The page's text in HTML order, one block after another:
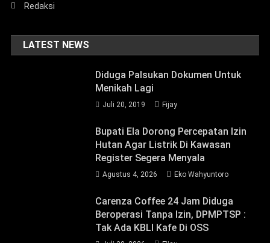
Redaksi
LATEST NEWS
Diduga Palsukan Dokumen Untuk
Menikah Lagi
Juli 20, 2019 Fijay
Bupati Ela Dorong Percepatan Izin
Hutan Agar Listrik Di Kawasan
Register Segera Menyala
Agustus 4, 2026 Eko Wahyuntoro
Carenza Coffee 24 Jam Diduga
Beroperasi Tanpa Izin, DPMPTSP :
Tak Ada KBLI Kafe Di OSS